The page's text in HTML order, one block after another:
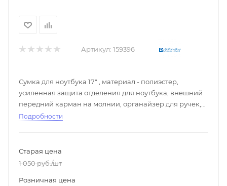
Артикул: 159396
Сумка для ноутбука 17" , материал - полиэстер,
усиленная защита отделения для ноутбука, внешний
передний карман на молнии, органайзер для ручек,
визиток, мобильных устройств, отстегивающийся
Подробности
Старая цена
1 050руб./шт
Розничная цена